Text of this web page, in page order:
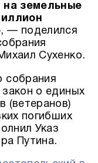
на земельные
, — поделился
Сухенко.
собрания
о единых
(ветеранов)
погибших
Указ
Путина.